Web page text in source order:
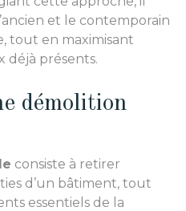
et le contemporain
tout en maximisant
déjà présents.
démolition
consiste à retirer
d’un bâtiment, tout
essentiels de la